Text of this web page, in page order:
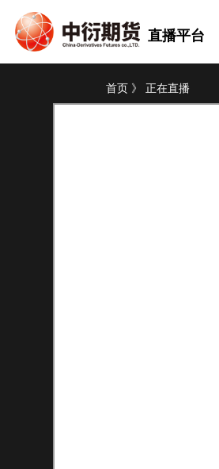
直播平台
首页 》 正在直播